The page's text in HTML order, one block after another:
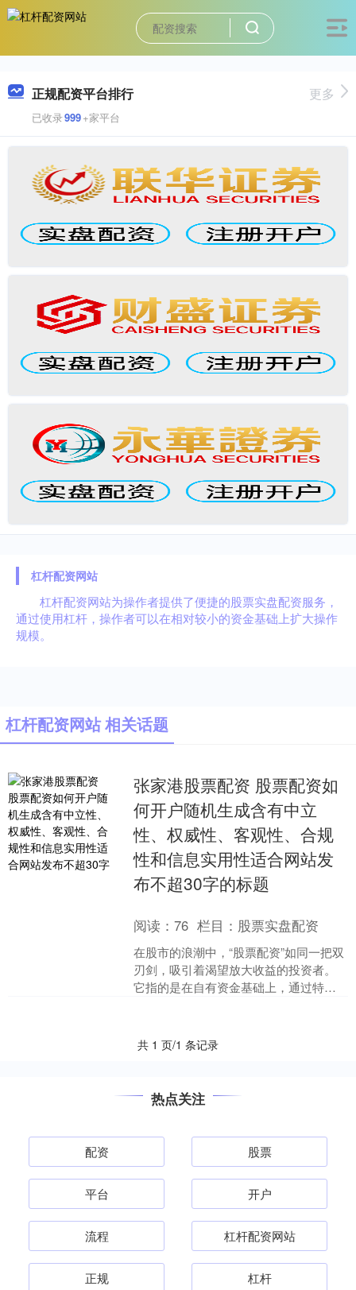
正规配资平台排行
已收录999+家平台
更多
杠杆配资网站
杠杆配资网站为操作者提供了便捷的股票实盘配资服务，
通过使用杠杆，操作者可以在相对较小的资金基础上扩大操作
规模。
杠杆配资网站 相关话题
张家港股票配资 股票配资如
何开户随机生成含有中立
性、权威性、客观性、合规
性和信息实用性适合网站发
布不超30字的标题
阅读：76 栏目： 股票实盘配资
在股市的浪潮中，“股票配资”如同一把双
刃剑，吸引着渴望放大收益的投资者。
它指的是在自有资金基础上，通过特定
共 1 页/1 条记录
热点关注
配资 股票
平台 开户
流程 杠杆配资网站
正规 杠杆